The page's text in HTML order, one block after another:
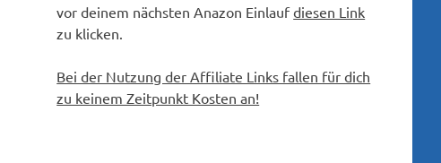
vor deinem nächsten Anazon Einlaufdiesen Link
zu klicken.
Bei der Nutzung der Affiliate Links fallen für dich
zu keinem Zeitpunkt Kosten an!